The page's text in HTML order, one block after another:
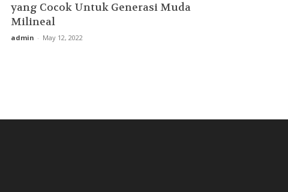
yang Cocok Untuk Generasi Muda
Milineal
admin - May 12, 2022